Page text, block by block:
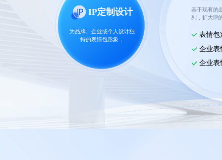
IP定制设计
为品牌、企业或个人设计独
特的表情包形象，
基于现有的
列，扩大IP
表情包
企业表
企业表